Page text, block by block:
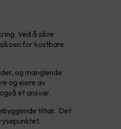
Ved å sikre
for kostbare
og manglende
og eiere av
et ansvar.
tiltak. Det